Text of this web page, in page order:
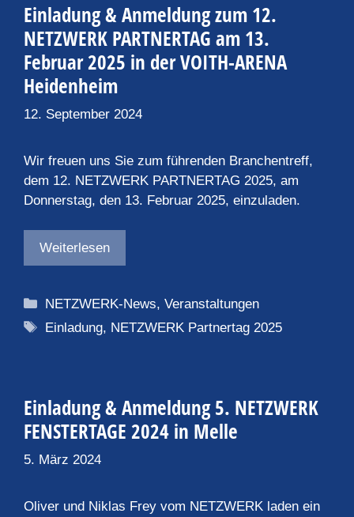
Einladung & Anmeldung zum 12.
NETZWERK PARTNERTAG am 13.
Februar 2025 in der VOITH-ARENA
Heidenheim
12. September 2024
Wir freuen uns Sie zum führenden Branchentreff,
dem 12. NETZWERK PARTNERTAG 2025, am
Donnerstag, den 13. Februar 2025, einzuladen.
Weiterlesen
Kategorien
NETZWERK-News,Veranstaltungen
Schlagwörter
Einladung, NETZWERK Partnertag 2025
Einladung & Anmeldung 5. NETZWERK
FENSTERTAGE 2024 in Melle
5. März 2024
Oliver und Niklas Frey vom NETZWERK laden ein